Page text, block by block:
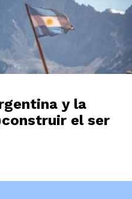
y la
el ser